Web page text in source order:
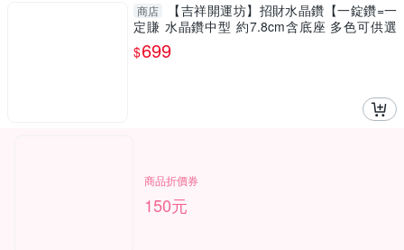
商店
【吉祥開運坊】招財水晶鑽【一錠鑽=一
定賺 水晶鑽中型 約7.8cm含底座 多色可供選
擇】淨化 擇日
$699
商品折價券
150元